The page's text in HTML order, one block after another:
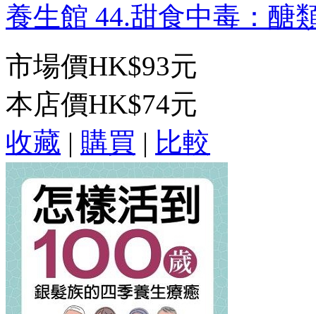
養生館 44.甜食中毒：醣
市場價HK$93元
本店價HK$74元
收藏 | 購買 | 比較